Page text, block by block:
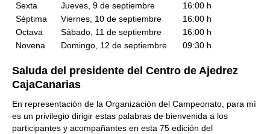
Sexta
Jueves, 9 de septiembre
16:00 h
Séptima
Viernes, 10 de septiembre
16:00 h
Octava
Sábado, 11 de septiembre
16:00 h
Novena
Domingo, 12 de septiembre 09:30 h
Saluda del presidente del Centro de Ajedrez
CajaCanarias
En representación de la Organización del Campeonato, para mí
es un privilegio dirigir estas palabras de bienvenida a los
participantes y acompañantes en esta 75 edición del